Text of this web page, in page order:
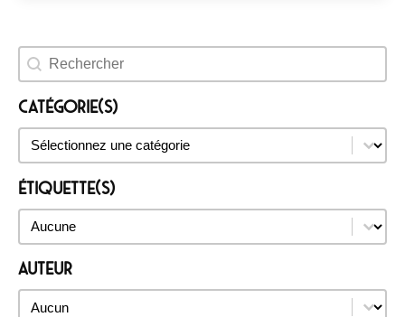
Rechercher un évènement
Catégorie(s)
Catégorie(s)
Catégorie(s)
Étiquette(s)
Étiquette(s)
Étiquette(s)
Auteur
Auteur
Auteur